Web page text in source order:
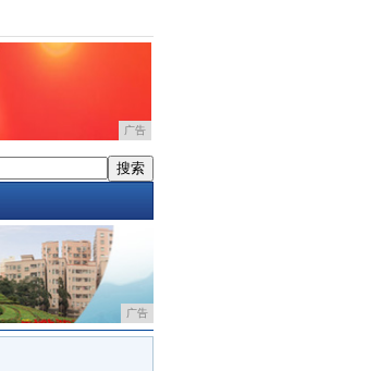
广告
龙855·顶级折叠手机炫酷新体验 华为Mate Xs今日
广告